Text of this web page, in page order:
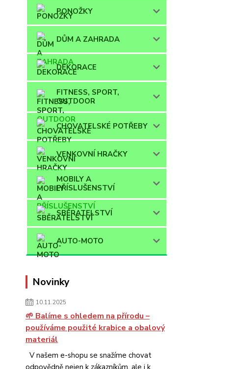
PONOŽKY
DŮM A ZAHRADA
DEKORACE
FITNESS, SPORT,
OUTDOOR
CHOVATELSKÉ POTŘEBY
VENKOVNÍ HRAČKY
MOBILY A
PŘÍSLUŠENSTVÍ
SBĚRATELSTVÍ
AUTO-MOTO
Novinky
10.11.2025
🌱 Balíme s ohledem na přírodu –
používáme použité krabice a obalový
materiál
V našem e-shopu se snažíme chovat